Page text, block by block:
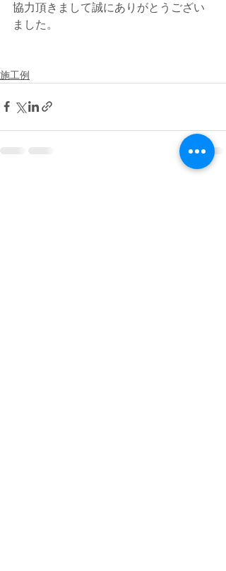
協力頂きまして誠にありがとうござい
ました。
施工例